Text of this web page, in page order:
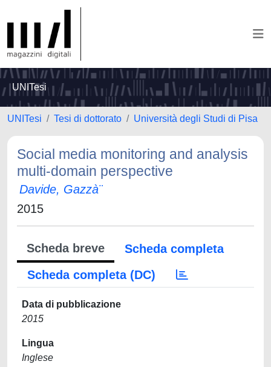
UNITesi
UNITesi Tesi di dottorato Università degli Studi di Pisa
Social media monitoring and analysis
multi-domain perspective
Davide, Gazzà¨
2015
Scheda breve
Scheda completa
Scheda completa (DC)
Data di pubblicazione
2015
Lingua
Inglese